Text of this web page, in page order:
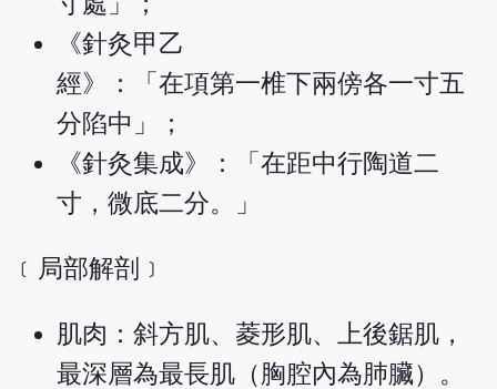
《針灸甲乙
經》：「在項第一椎下兩傍各一寸五
分陷中」；
《針灸集成》：「在距中行陶道二
寸，微底二分。」
﹝局部解剖﹞
肌肉：斜方肌、菱形肌、上後鋸肌，
最深層為最長肌（胸腔內為肺臟）。